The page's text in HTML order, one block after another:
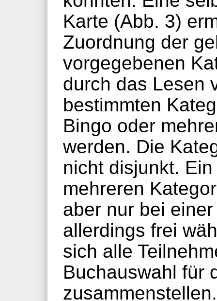
Karte (Abb. 3)
Zuordnung der
vorgegebenen
durch das Lesen
bestimmten
Bingo oder
werden. Die
nicht disjunkt.
mehreren
aber nur bei
allerdings frei
sich alle
Buchauswahl für
zusammenstellen.